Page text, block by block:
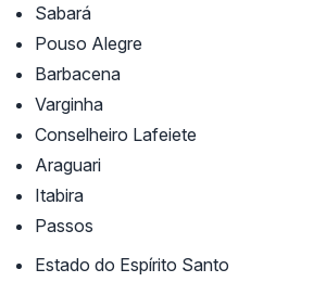
Sabará
Pouso Alegre
Barbacena
Varginha
Conselheiro Lafeiete
Araguari
Itabira
Passos
Estado do Espírito Santo